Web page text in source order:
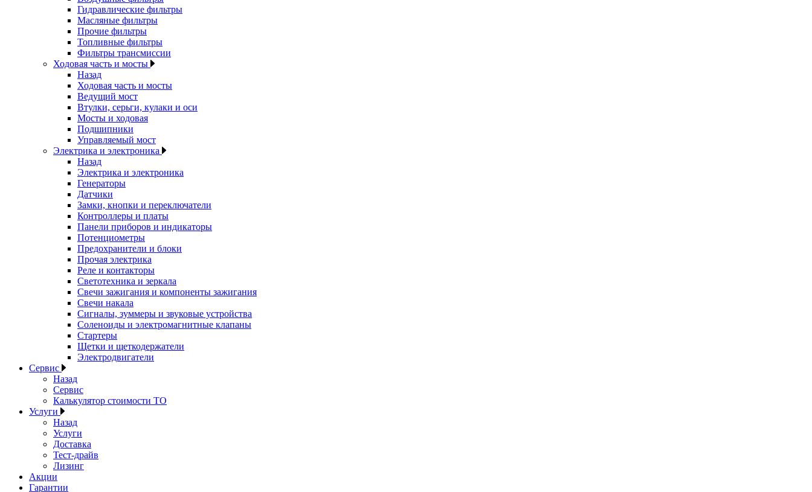
Гидравлические фильтры
Масляные фильтры
Прочие фильтры
Топливные фильтры
Фильтры трансмиссии
Ходовая часть и мосты
Назад
Ходовая часть и мосты
Ведущий мост
Втулки, серьги, кулаки и оси
Мосты и ходовая
Подшипники
Управляемый мост
Электрика и электроника
Назад
Электрика и электроника
Генераторы
Датчики
Замки, кнопки и переключатели
Контроллеры и платы
Панели приборов и индикаторы
Потенциометры
Предохранители и блоки
Прочая электрика
Реле и контакторы
Светотехника и зеркала
Свечи зажигания и компоненты зажигания
Свечи накала
Сигналы, зуммеры и звуковые устройства
Соленоиды и электромагнитные клапаны
Стартеры
Щетки и щеткодержатели
Электродвигатели
Сервис
Назад
Сервис
Калькулятор стоимости ТО
Услуги
Назад
Услуги
Доставка
Тест-драйв
Лизинг
Акции
Гарантии